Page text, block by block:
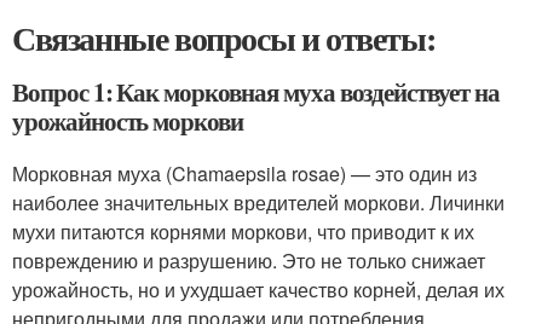
Связанные вопросы и ответы:
Вопрос 1: Как морковная муха воздействует на
урожайность моркови
Морковная муха (Chamaepsila rosae) — это один из
наиболее значительных вредителей моркови. Личинки
мухи питаются корнями моркови, что приводит к их
повреждению и разрушению. Это не только снижает
урожайность, но и ухудшает качество корней, делая их